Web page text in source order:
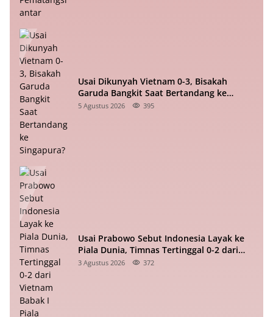
Usai Dikunyah Vietnam 0-3, Bisakah
Garuda Bangkit Saat Bertandang ke
Singapura?
5 Agustus 2026 395
Usai Prabowo Sebut Indonesia Layak ke
Piala Dunia, Timnas Tertinggal 0-2 dari
Vietnam Babak I Piala ASEAN
3 Agustus 2026 372